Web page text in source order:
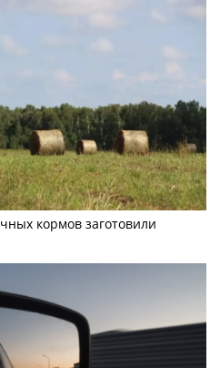
кормов заготовили